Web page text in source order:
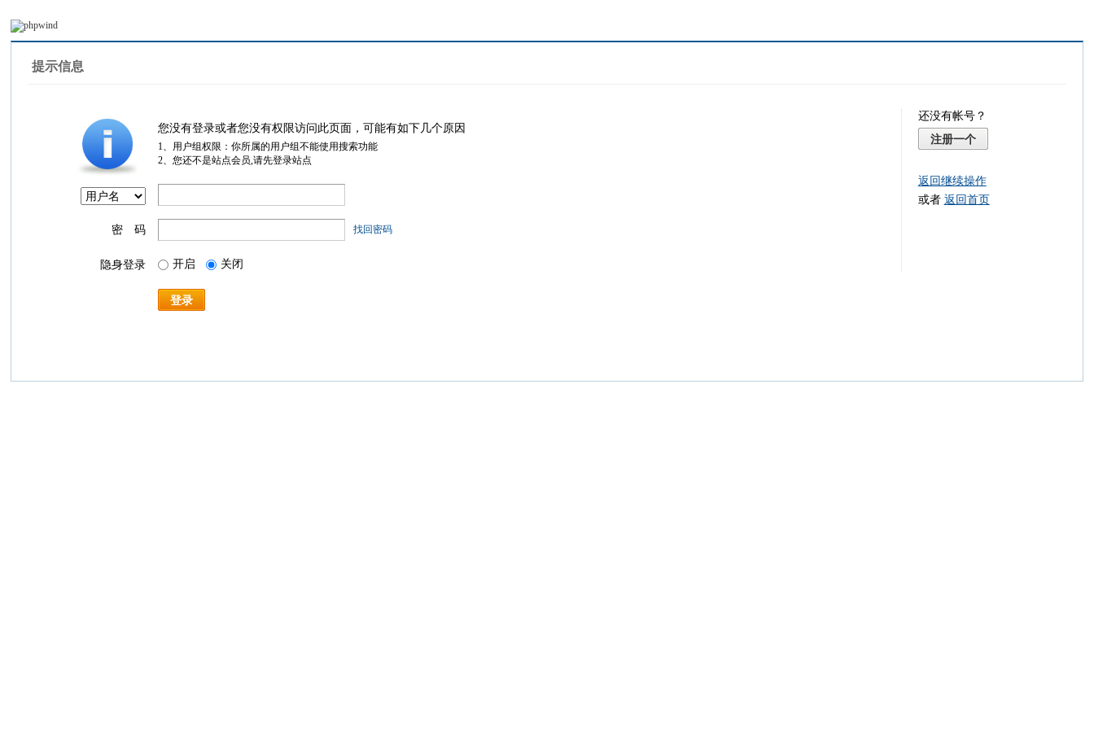
提示信息
您没有登录或者您没有权限访问此页面，可能有如下几个原因
1、用户组权限：你所属的用户组不能使用搜索功能
2、您还不是站点会员,请先登录站点
密 码 找回密码
隐身登录 开启 关闭
登录
还没有帐号？
注册一个
返回继续操作
或者 返回首页